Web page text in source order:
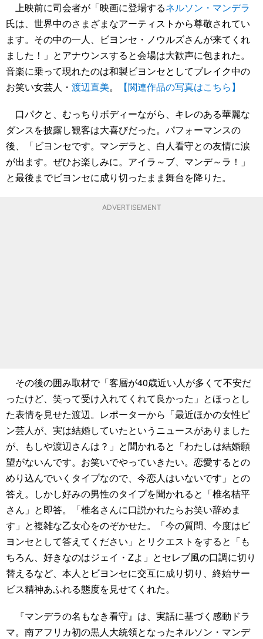
上映前に司会者が「映画に登場するネルソン・マンデラ
氏は、世界中のさまざまなアーティストから尊敬されてい
ます。その中の一人、ビヨンセ・ノウルズさんが来てくれ
ました！」とアナウンスすると会場は大歓声に包まれた。
音楽に乗って現れたのは和製ビヨンセとしてブレイク中の
お笑い女芸人・ 渡辺直美。 【関連作品の写真はこちら】
口パクと、むっちりボディーながら、キレのある華麗な
ダンスを披露し観客は大喜びだった。パフォーマンスの
後、「ビヨンセです。マンデラと、白人看守との友情に涙
が出ます。ぜひお楽しみに。アイラ～ブ、マンデ～ラ！」
と最後までビヨンセに成り切ったまま舞台を降りた。
ADVERTISEMENT
その後の囲み取材で「客層が40歳近い人が多くて不安だ
ったけど、笑って受け入れてくれて良かった」とほっとし
た表情を見せた渡辺。レポーターから「最近ほかの女性ピ
ン芸人が、実は結婚していたというニュースがありました
が、もしや渡辺さんは？」と聞かれると「わたしは結婚願
望がないんです。お笑いでやっていきたい。恋愛するとの
めり込んでいくタイプなので、今恋人はいないです」との
答え。しかし好みの男性のタイプを聞かれると「椎名桔平
さん」と即答。「椎名さんに口説かれたらお笑い辞めま
す」と複雑な乙女心をのぞかせた。「今の質問、今度はビ
ヨンセとして答えてください」とリクエストをすると「も
ちろん、好きなのはジェイ・Zよ」とセレブ風の口調に切り
替えるなど、本人とビヨンセに交互に成り切り、終始サー
ビス精神あふれる態度を見せてくれた。
『マンデラの名もなき看守』は、実話に基づく感動ドラ
マ。南アフリカ初の黒人大統領となったネルソン・マンデ